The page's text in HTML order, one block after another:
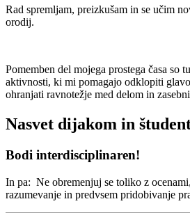
Rad spremljam, preizkušam in se učim
orodij.
Pomemben del mojega prostega časa so
aktivnosti, ki mi pomagajo odklopiti
ohranjati ravnotežje med delom in
Nasvet dijakom in
Bodi interdisciplinaren!
In pa: Ne obremenjuj se toliko z
razumevanje in predvsem pridobivanje